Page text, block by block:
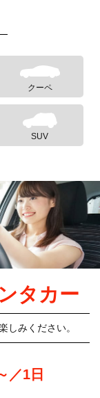
クーペ
SUV
タカー
しみください。
／1日